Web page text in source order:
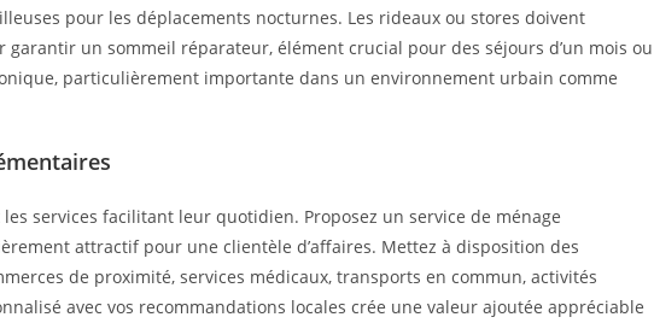
pour les déplacements nocturnes. Les rideaux ou stores doivent
un sommeil réparateur, élément crucial pour des séjours d’un mois ou
particulièrement importante dans un environnement urbain comme
services facilitant leur quotidien. Proposez un service de ménage
attractif pour une clientèle d’affaires. Mettez à disposition des
de proximité, services médicaux, transports en commun, activités
avec vos recommandations locales crée une valeur ajoutée appréciable